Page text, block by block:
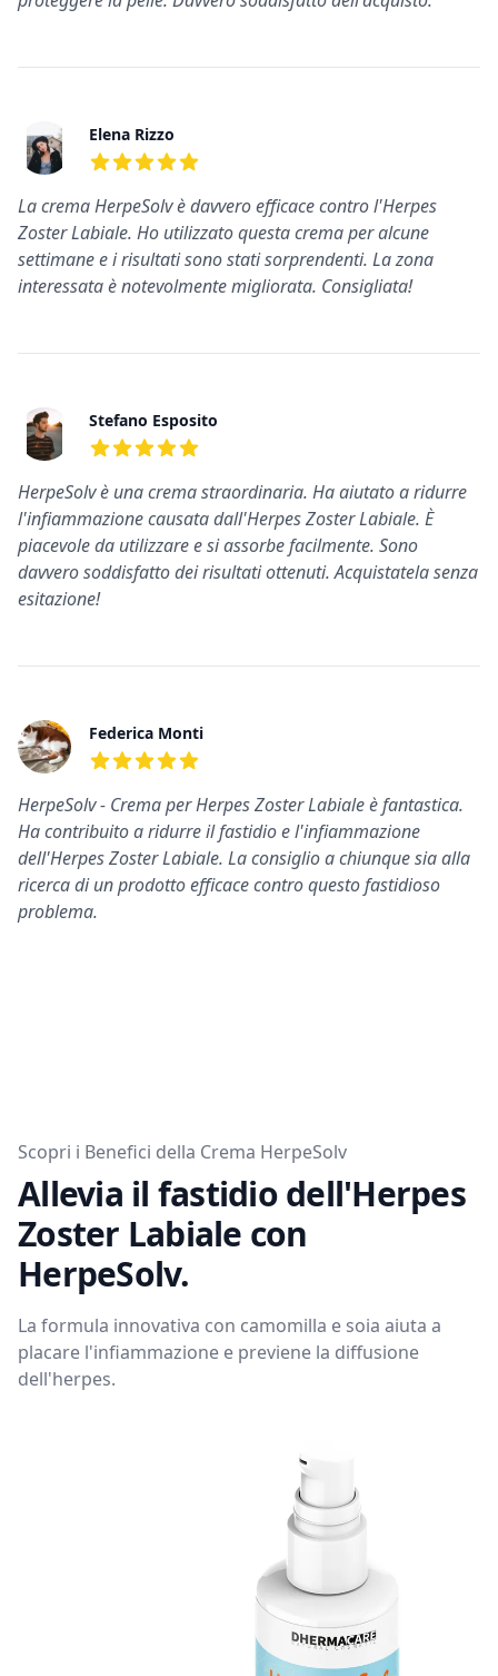
Elena Rizzo
La crema HerpeSolv è davvero efficace contro l'Herpes
Zoster Labiale. Ho utilizzato questa crema per alcune
settimane e i risultati sono stati sorprendenti. La zona
interessata è notevolmente migliorata. Consigliata!
Stefano Esposito
HerpeSolv è una crema straordinaria. Ha aiutato a ridurre
l'infiammazione causata dall'Herpes Zoster Labiale. È
piacevole da utilizzare e si assorbe facilmente. Sono
davvero soddisfatto dei risultati ottenuti. Acquistatela senza
esitazione!
Federica Monti
HerpeSolv - Crema per Herpes Zoster Labiale è fantastica.
Ha contribuito a ridurre il fastidio e l'infiammazione
dell'Herpes Zoster Labiale. La consiglio a chiunque sia alla
ricerca di un prodotto efficace contro questo fastidioso
problema.
Scopri i Benefici della Crema HerpeSolv
Allevia il fastidio dell'Herpes
Zoster Labiale con
HerpeSolv.
La formula innovativa con camomilla e soia aiuta a
placare l'infiammazione e previene la diffusione
dell'herpes.